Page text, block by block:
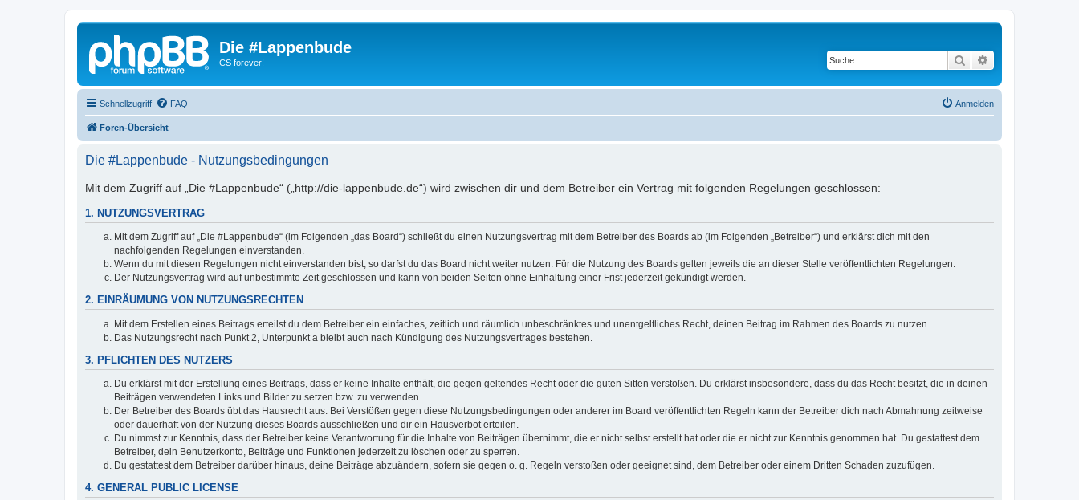
Die #Lappenbude
CS forever! Suche
Schnellzugriff FAQ Anmelden
Foren-Übersicht
Die #Lappenbude - Nutzungsbedingungen
Mit dem Zugriff auf „Die #Lappenbude“ („http://die-lappenbude.de“) wird zwischen dir und dem Betreiber ein Vertrag mit folgenden Regelungen geschlossen:
1. NUTZUNGSVERTRAG
Mit dem Zugriff auf „Die #Lappenbude“ (im Folgenden „das Board“) schließt du einen Nutzungsvertrag mit dem Betreiber des Boards ab (im Folgenden „Betreiber“) und erklärst dich mit den
nachfolgenden Regelungen einverstanden.
Wenn du mit diesen Regelungen nicht einverstanden bist, so darfst du das Board nicht weiter nutzen. Für die Nutzung des Boards gelten jeweils die an dieser Stelle veröffentlichten Regelungen.
Der Nutzungsvertrag wird auf unbestimmte Zeit geschlossen und kann von beiden Seiten ohne Einhaltung einer Frist jederzeit gekündigt werden.
2. EINRÄUMUNG VON NUTZUNGSRECHTEN
Mit dem Erstellen eines Beitrags erteilst du dem Betreiber ein einfaches, zeitlich und räumlich unbeschränktes und unentgeltliches Recht, deinen Beitrag im Rahmen des Boards zu nutzen.
Das Nutzungsrecht nach Punkt 2, Unterpunkt a bleibt auch nach Kündigung des Nutzungsvertrages bestehen.
3. PFLICHTEN DES NUTZERS
Du erklärst mit der Erstellung eines Beitrags, dass er keine Inhalte enthält, die gegen geltendes Recht oder die guten Sitten verstoßen. Du erklärst insbesondere, dass du das Recht besitzt, die in deinen
Beiträgen verwendeten Links und Bilder zu setzen bzw. zu verwenden.
Der Betreiber des Boards übt das Hausrecht aus. Bei Verstößen gegen diese Nutzungsbedingungen oder anderer im Board veröffentlichten Regeln kann der Betreiber dich nach Abmahnung zeitweise
oder dauerhaft von der Nutzung dieses Boards ausschließen und dir ein Hausverbot erteilen.
Du nimmst zur Kenntnis, dass der Betreiber keine Verantwortung für die Inhalte von Beiträgen übernimmt, die er nicht selbst erstellt hat oder die er nicht zur Kenntnis genommen hat. Du gestattest dem
Betreiber, dein Benutzerkonto, Beiträge und Funktionen jederzeit zu löschen oder zu sperren.
Du gestattest dem Betreiber darüber hinaus, deine Beiträge abzuändern, sofern sie gegen o. g. Regeln verstoßen oder geeignet sind, dem Betreiber oder einem Dritten Schaden zuzufügen.
4. GENERAL PUBLIC LICENSE